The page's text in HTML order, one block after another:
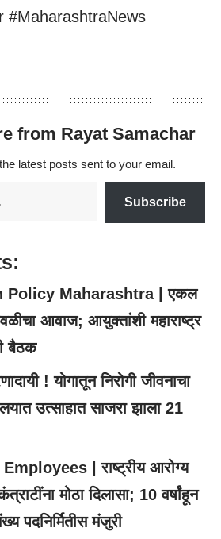
#MaharashtraNews
from Rayat Samachar
latest posts sent to your email.
Subscribe
Policy Maharashtra | एकल
आवाज; आयुक्तांशी महाराष्ट्र
बैठक
! योगातून निरोगी जीवनाचा
उत्साहात साजरा झाला 21
| राष्ट्रीय आरोग्य
मोठा दिलासा; 10 वर्षांहून
पदनिर्मितीस मंजुरी